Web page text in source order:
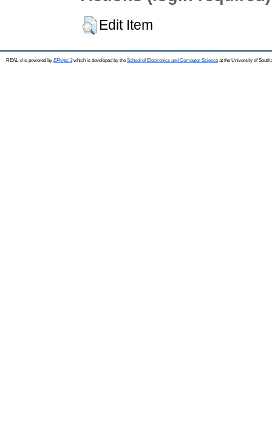
Edit Item
REAL-d is powered by EPrints 3which is developed by the School of Electronics and Computer Science at the University of